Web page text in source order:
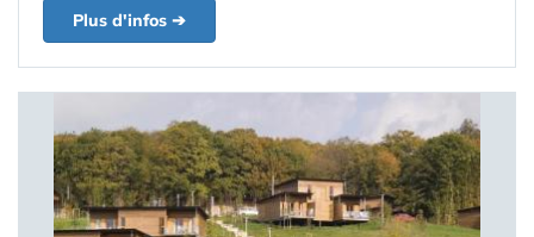
Plus d'infos ➔